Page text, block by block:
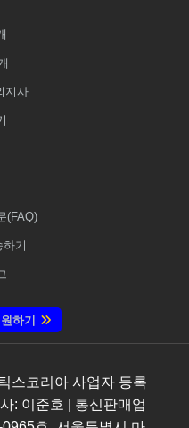
지사
(FAQ)
기
하기
스코리아 사업자 등록
: 이준호 | 통신판매업